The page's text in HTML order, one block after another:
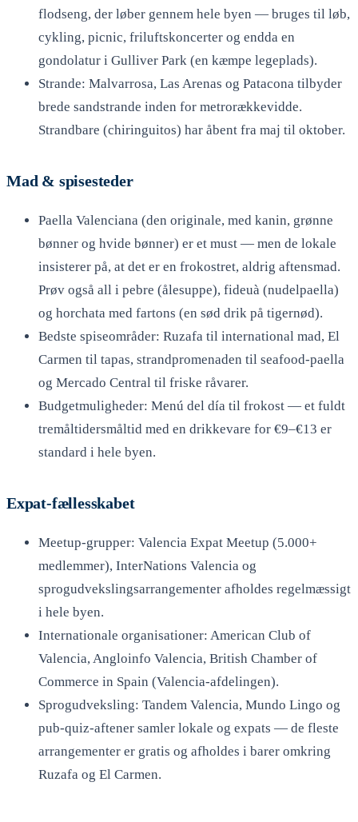
flodseng, der løber gennem hele byen — bruges til løb,
cykling, picnic, friluftskoncerter og endda en
gondolatur i Gulliver Park (en kæmpe legeplads).
Strande: Malvarrosa, Las Arenas og Patacona tilbyder
brede sandstrande inden for metrorækkevidde.
Strandbare (chiringuitos) har åbent fra maj til oktober.
Mad & spisesteder
Paella Valenciana (den originale, med kanin, grønne
bønner og hvide bønner) er et must — men de lokale
insisterer på, at det er en frokostret, aldrig aftensmad.
Prøv også all i pebre (ålesuppe), fideuà (nudelpaella)
og horchata med fartons (en sød drik på tigernød).
Bedste spiseområder: Ruzafa til international mad, El
Carmen til tapas, strandpromenaden til seafood-paella
og Mercado Central til friske råvarer.
Budgetmuligheder: Menú del día til frokost — et fuldt
tremåltidersmåltid med en drikkevare for €9–€13 er
standard i hele byen.
Expat-fællesskabet
Meetup-grupper: Valencia Expat Meetup (5.000+
medlemmer), InterNations Valencia og
sprogudvekslingsarrangementer afholdes regelmæssigt
i hele byen.
Internationale organisationer: American Club of
Valencia, Angloinfo Valencia, British Chamber of
Commerce in Spain (Valencia-afdelingen).
Sprogudveksling: Tandem Valencia, Mundo Lingo og
pub-quiz-aftener samler lokale og expats — de fleste
arrangementer er gratis og afholdes i barer omkring
Ruzafa og El Carmen.